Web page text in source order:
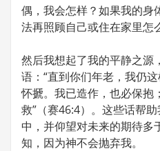
偶，我会怎样？如果我的身
法再照顾自己或住在家里怎
然后我想起了我的平静之源
语：“直到你们年老，我仍
怀搋。我已造作，也必保抱
救”（赛46:4）。这些话帮
中，并仰望对未来的期待多
知，因为神不会抛弃我。